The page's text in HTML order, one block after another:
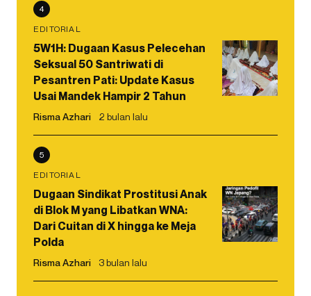
4
EDITORIAL
5W1H: Dugaan Kasus Pelecehan
Seksual 50 Santriwati di
Pesantren Pati: Update Kasus
Usai Mandek Hampir 2 Tahun
Risma Azhari 2 bulan lalu
5
EDITORIAL
Dugaan Sindikat Prostitusi Anak
di Blok M yang Libatkan WNA:
Dari Cuitan di X hingga ke Meja
Polda
Risma Azhari 3 bulan lalu